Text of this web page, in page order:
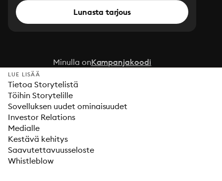
Lunasta tarjous
Minulla onKampanjakoodi
LUE LISÄÄ
Tietoa Storytelistä
Töihin Storytelille
Sovelluksen uudet ominaisuudet
Investor Relations
Medialle
Kestävä kehitys
Saavutettavuusseloste
Whistleblow